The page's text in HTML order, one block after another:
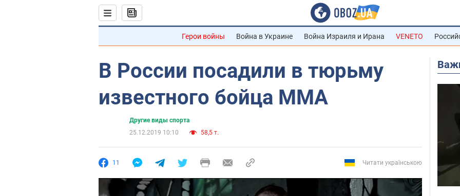
Герои войны Война в Украине Война Израиля и Ирана VENETO
В России посадили в тюрьму
известного бойца MMA
Другие виды спорта
25.12.2019 10:10
58,5 т.
11 Читати українською